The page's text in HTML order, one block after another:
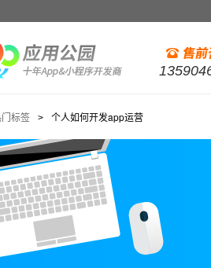
标签 > 个人如何开发app运营